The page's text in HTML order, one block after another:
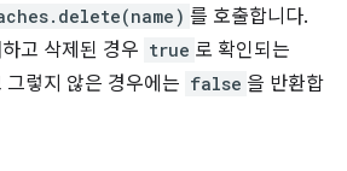
를 호출합니다.
고 삭제된 경우 true 로 확인되는
그렇지 않은 경우에는 false 을 반환합